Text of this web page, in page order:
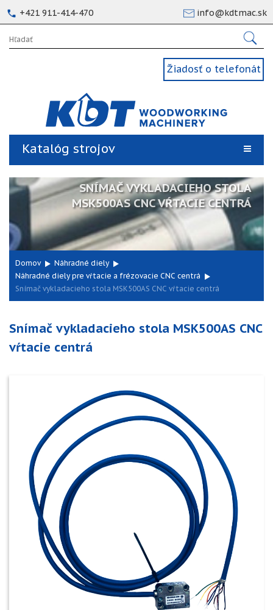
+421 911-414-470 info@kdtmac.sk
Žiadosť o telefonát
Katalóg strojov
SNÍMAČ VYKLADACIEHO STOLA
MSK500AS CNC VŔTACIE CENTRÁ
Domov
Náhradné diely
Náhradné diely pre vŕtacie a frézovacie CNC centrá
Snímač vykladacieho stola MSK500AS CNC vŕtacie centrá
Snímač vykladacieho stola MSK500AS CNC
vŕtacie centrá